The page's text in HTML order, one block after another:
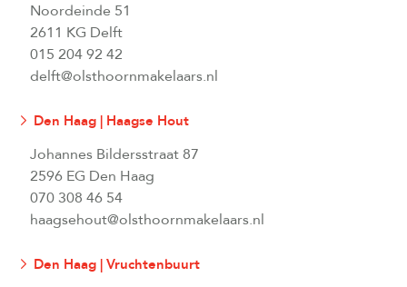
Noordeinde 51
2611 KG Delft
015 204 92 42
delft@olsthoornmakelaars.nl
Den Haag | Haagse Hout
Johannes Bildersstraat 87
2596 EG Den Haag
070 308 46 54
haagsehout@olsthoornmakelaars.nl
Den Haag | Vruchtenbuurt